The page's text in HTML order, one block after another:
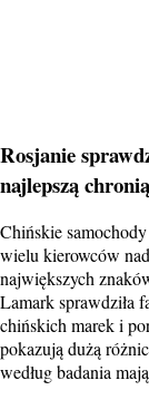
Rosjanie
najlepszą
Chińskie
wielu kierowców
największych
Lamark sprawdziła
chińskich marek i
pokazują dużą
według badania